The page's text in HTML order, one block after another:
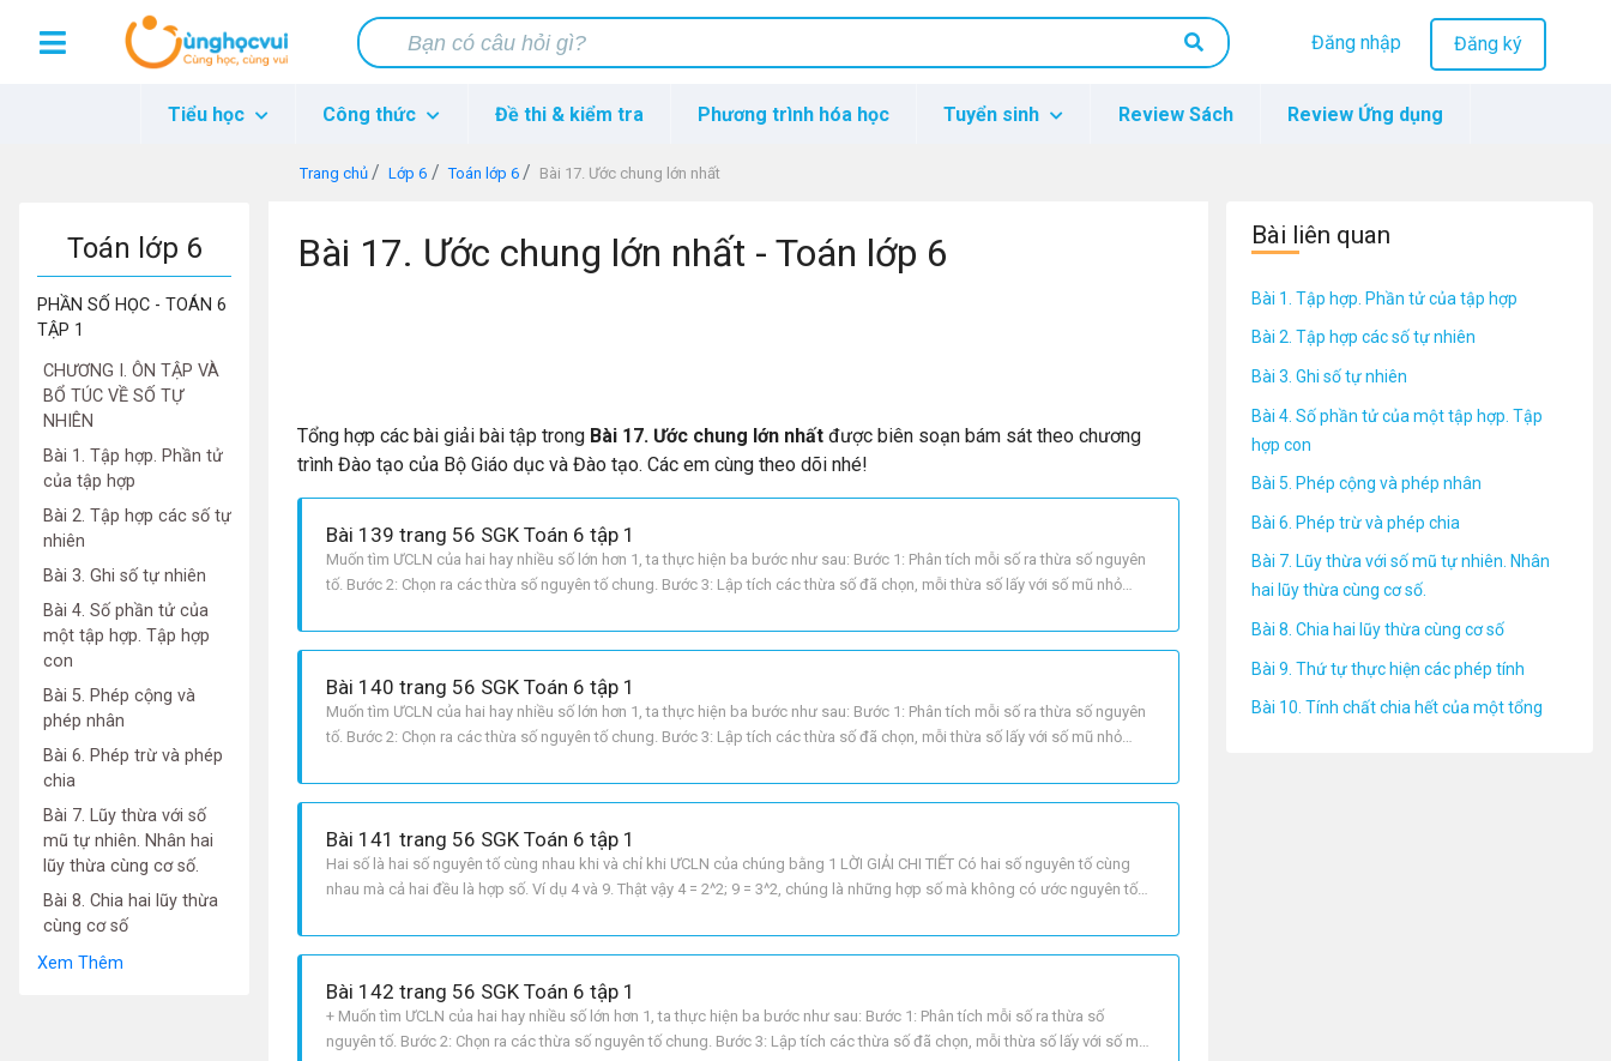
Đăng nhập Đăng ký
Tiểu học Công thức Đề thi & kiểm tra Phương trình hóa học Tuyển sinh Review Sách Review Ứng dụng
Trang chủ Lớp 6 Toán lớp 6 Bài 17. Ước chung lớn nhất
Toán lớp 6
PHẦN SỐ HỌC - TOÁN 6
TẬP 1
CHƯƠNG I. ÔN TẬP VÀ
BỔ TÚC VỀ SỐ TỰ
NHIÊN
Bài 1. Tập hợp. Phần tử
của tập hợp
Bài 2. Tập hợp các số tự
nhiên
Bài 3. Ghi số tự nhiên
Bài 4. Số phần tử của
một tập hợp. Tập hợp
con
Bài 5. Phép cộng và
phép nhân
Bài 6. Phép trừ và phép
chia
Bài 7. Lũy thừa với số
mũ tự nhiên. Nhân hai
lũy thừa cùng cơ số.
Bài 8. Chia hai lũy thừa
cùng cơ số
Xem Thêm
Bài 17. Ước chung lớn nhất - Toán lớp 6
Tổng hợp các bài giải bài tập trong Bài 17. Ước chung lớn nhất được biên soạn bám sát theo chương
trình Đào tạo của Bộ Giáo dục và Đào tạo. Các em cùng theo dõi nhé!
Bài 139 trang 56 SGK Toán 6 tập 1
Muốn tìm ƯCLN của hai hay nhiều số lớn hơn 1, ta thực hiện ba bước như sau: Bước 1: Phân tích mỗi số ra thừa số nguyên
tố. Bước 2: Chọn ra các thừa số nguyên tố chung. Bước 3: Lập tích các thừa số đã chọn, mỗi thừa số lấy với số mũ nhỏ
Bài 140 trang 56 SGK Toán 6 tập 1
Muốn tìm ƯCLN của hai hay nhiều số lớn hơn 1, ta thực hiện ba bước như sau: Bước 1: Phân tích mỗi số ra thừa số nguyên
tố. Bước 2: Chọn ra các thừa số nguyên tố chung. Bước 3: Lập tích các thừa số đã chọn, mỗi thừa số lấy với số mũ nhỏ
Bài 141 trang 56 SGK Toán 6 tập 1
Hai số là hai số nguyên tố cùng nhau khi và chỉ khi ƯCLN của chúng bằng 1 LỜI GIẢI CHI TIẾT Có hai số nguyên tố cùng
nhau mà cả hai đều là hợp số. Ví dụ 4 và 9. Thật vậy 4 = 2^2; 9 = 3^2, chúng là những hợp số mà không có ước nguyên tố
Bài 142 trang 56 SGK Toán 6 tập 1
+ Muốn tìm ƯCLN của hai hay nhiều số lớn hơn 1, ta thực hiện ba bước như sau: Bước 1: Phân tích mỗi số ra thừa số
nguyên tố. Bước 2: Chọn ra các thừa số nguyên tố chung. Bước 3: Lập tích các thừa số đã chọn, mỗi thừa số lấy với số mũ
Bài liên quan
Bài 1. Tập hợp. Phần tử của tập hợp
Bài 2. Tập hợp các số tự nhiên
Bài 3. Ghi số tự nhiên
Bài 4. Số phần tử của một tập hợp. Tập
hợp con
Bài 5. Phép cộng và phép nhân
Bài 6. Phép trừ và phép chia
Bài 7. Lũy thừa với số mũ tự nhiên. Nhân
hai lũy thừa cùng cơ số.
Bài 8. Chia hai lũy thừa cùng cơ số
Bài 9. Thứ tự thực hiện các phép tính
Bài 10. Tính chất chia hết của một tổng